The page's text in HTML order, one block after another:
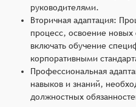
руководителями.
Вторичная адаптация:
процесс, освоение
включать обучение
корпоративными
Профессиональная
навыков и знаний,
должностных